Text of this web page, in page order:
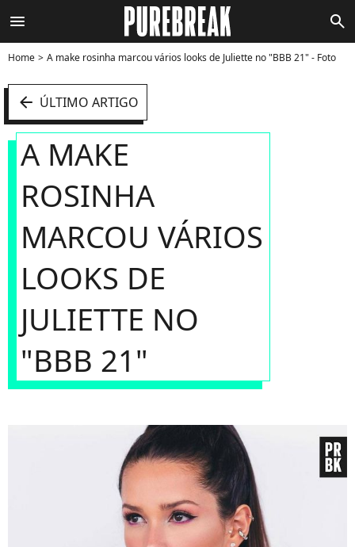
menu search
Home A make rosinha marcou vários looks de Juliette no "BBB 21" - Foto
arrow_left ÚLTIMO ARTIGO
A MAKE
ROSINHA
MARCOU VÁRIOS
LOOKS DE
JULIETTE NO
"BBB 21"